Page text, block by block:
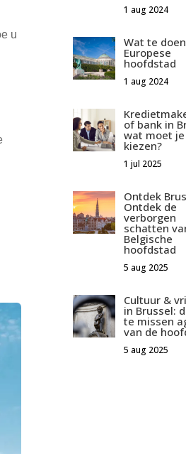
u
1 aug 2024
Wat te
Europese
hoofdstad
1 aug 2024
of bank in
wat moet je
kiezen?
1 jul 2025
Ontdek
Ontdek de
verborgen
schatten
Belgische
hoofdstad
5 aug 2025
Cultuur &
in Brussel:
te missen
van de
5 aug 2025